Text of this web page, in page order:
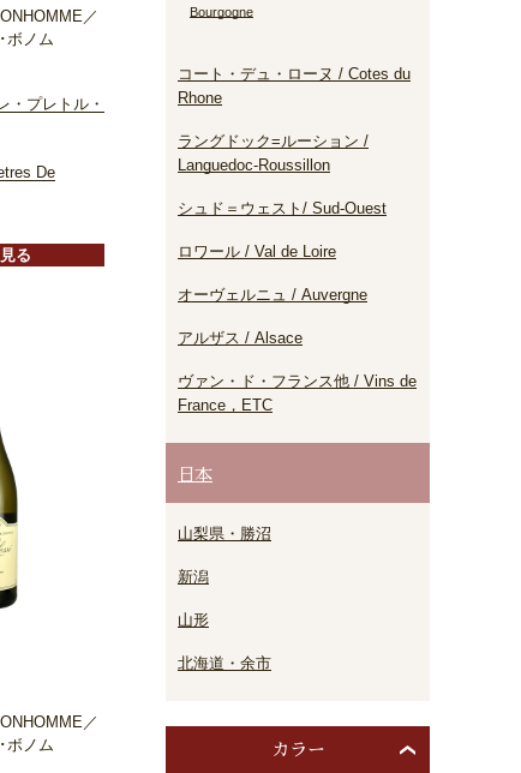
／
ボノム
・プレトル・
De
る
／
ボノム
Bourgogne
コート・デュ・ローヌ / Cotes du
Rhone
ラングドック=ルーション /
Languedoc-Roussillon
シュド＝ウェスト/ Sud-Ouest
ロワール / Val de Loire
オーヴェルニュ / Auvergne
アルザス / Alsace
ヴァン・ド・フランス他 / Vins de
France，ETC
日本
山梨県・勝沼
新潟
山形
北海道・余市
カラー